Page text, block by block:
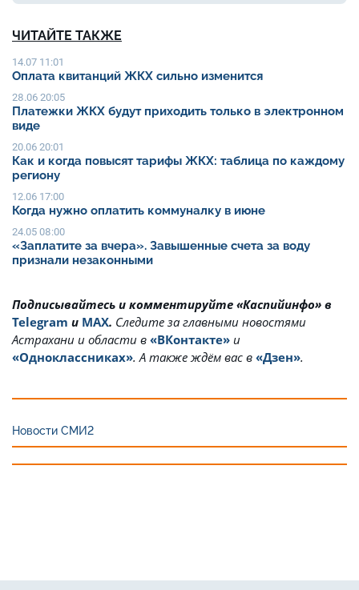
ЧИТАЙТЕ ТАКЖЕ
14.07 11:01
Оплата квитанций ЖКХ сильно изменится
28.06 20:05
Платежки ЖКХ будут приходить только в электронном
виде
20.06 20:01
Как и когда повысят тарифы ЖКХ: таблица по каждому
региону
12.06 17:00
Когда нужно оплатить коммуналку в июне
24.05 08:00
«Заплатите за вчера». Завышенные счета за воду
признали незаконными
Подписывайтесь и комментируйте «Каспийинфо» в
Telegram и MAX. Cледите за главными новостями
Астрахани и области в «ВКонтакте» и
«Одноклассниках». А также ждём вас в «Дзен».
Новости СМИ2